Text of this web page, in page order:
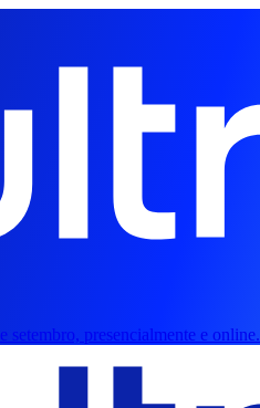
presencialmente e online.